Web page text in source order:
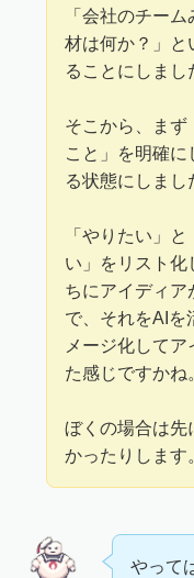
「会社のチー
材は何か？」と
ることにしまし
そこから、まず
こと」を明確
る状態にしまし
「やりたい」
い」をリスト化
ちにアイディア
で、それをAIを
メージ化して
た感じですかね
ぼくの場合は先
かったりします
やって